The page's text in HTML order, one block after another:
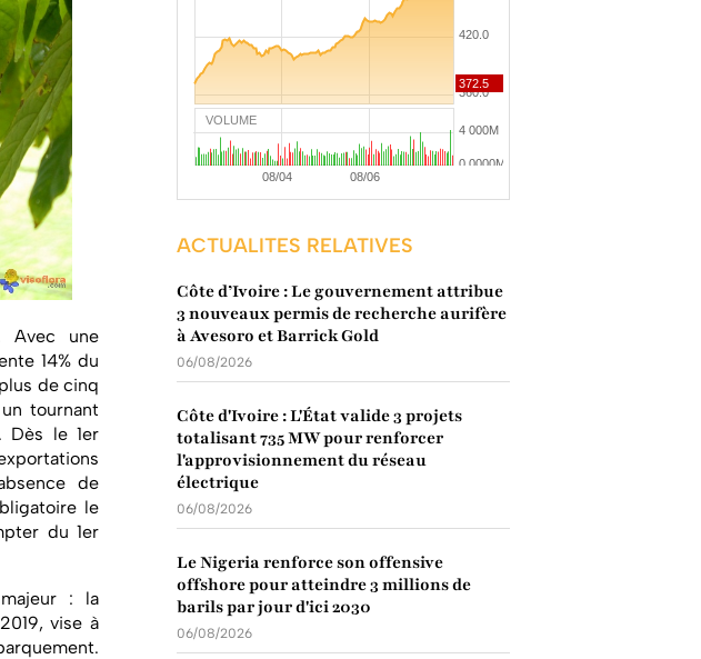
Avec une
14% du
de cinq
tournant
Dès le 1er
de
le
du 1er
: la
vise à
VOLUME
ACTUALITES RELATIVES
Côte d’Ivoire : Le gouvernement attribue
3 nouveaux permis de recherche aurifère
à Avesoro et Barrick Gold
06/08/2026
Côte d'Ivoire : L'État valide 3 projets
totalisant 735 MW pour renforcer
l'approvisionnement du réseau
électrique
06/08/2026
Le Nigeria renforce son offensive
offshore pour atteindre 3 millions de
barils par jour d'ici 2030
06/08/2026